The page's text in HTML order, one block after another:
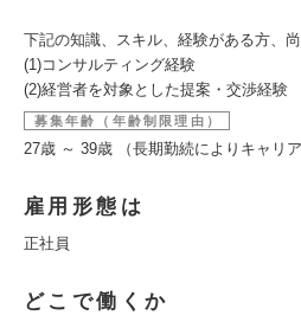
下記の知識、スキル、経験がある方、
(1)コンサルティング経験
(2)経営者を対象とした提案・交渉経験
募集年齢（年齢制限理由）
27歳 ～ 39歳 （長期勤続によりキャリ
雇用形態は
正社員
どこで働くか